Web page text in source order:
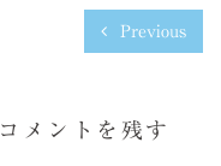
Previous
コメントを残す